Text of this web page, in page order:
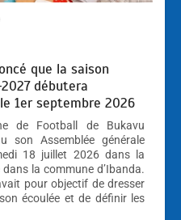
que la saison
débutera
1er septembre 2026
de Football de Bukavu
son Assemblée générale
18 juillet 2026 dans la
la commune d’Ibanda.
pour objectif de dresser
écoulée et de définir les